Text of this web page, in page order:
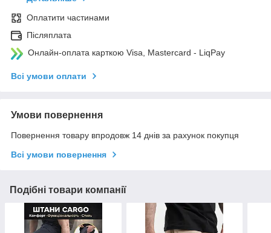
Оплатити частинами
Післяплата
Онлайн-оплата карткою Visa, Mastercard - LiqPay
Всі умови оплати
Умови повернення
Повернення товару впродовж 14 днів за рахунок покупця
Всі умови повернення
Подібні товари компанії